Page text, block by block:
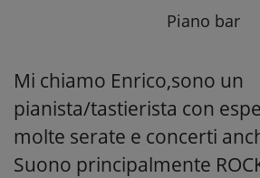
Piano bar
Mi chiamo Enrico,sono un
pianista/tastierista con
molte serate e concerti
Suono principalmente